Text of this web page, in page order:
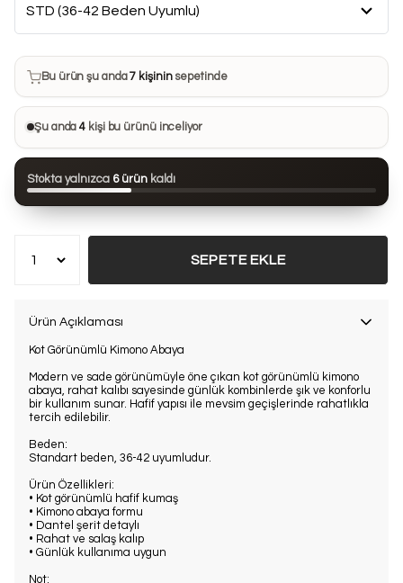
Bu ürün son 7 günde12 kezsatın alındı
Bu ürün şu anda7 kişininsepetinde
Bu ürünü 14 kişi favorilerine ekledi
Bu ürün son 24 saatte87 kezgörüntülendi
Şu anda4 kişi bu ürünü inceliyor
Stokta yalnızca 6 ürün kaldı
SEPETE EKLE
Ürün Açıklaması
Kot Görünümlü Kimono Abaya
Modern ve sade görünümüyle öne çıkan kot görünümlü kimono
abaya, rahat kalıbı sayesinde günlük kombinlerde şık ve konforlu
bir kullanım sunar. Hafif yapısı ile mevsim geçişlerinde rahatlıkla
tercih edilebilir.
Beden:
Standart beden, 36-42 uyumludur.
Ürün Özellikleri:
• Kot görünümlü hafif kumaş
• Kimono abaya formu
• Dantel şerit detaylı
• Rahat ve salaş kalıp
• Günlük kullanıma uygun
Not: